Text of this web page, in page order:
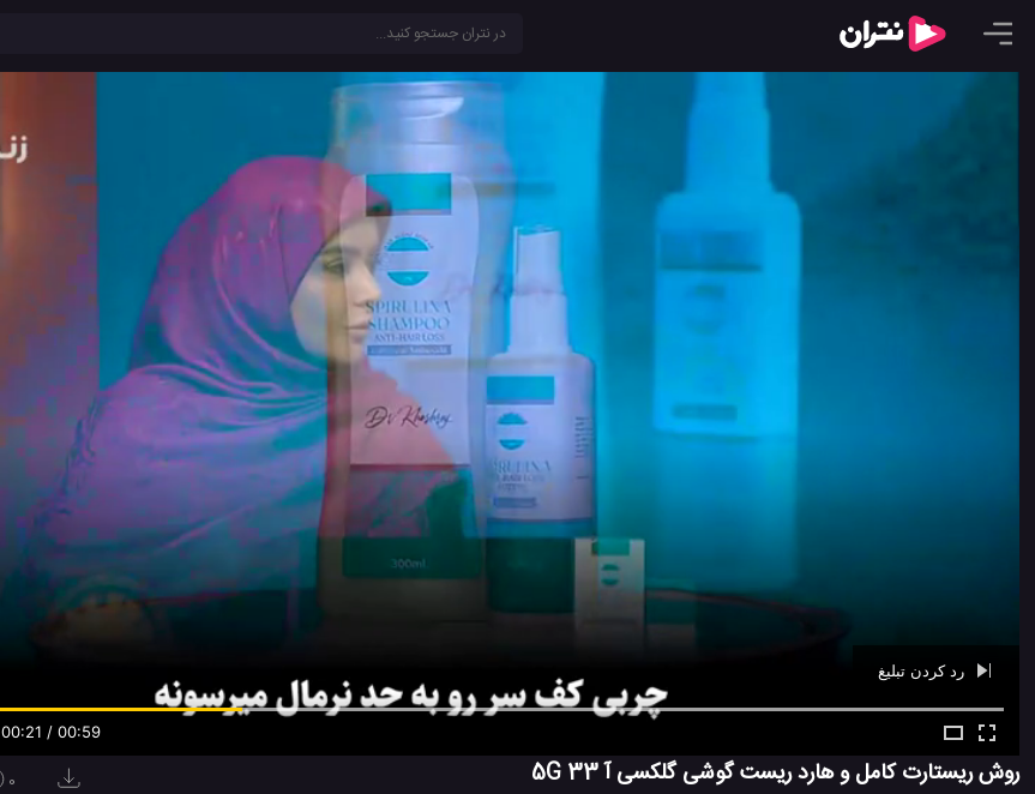
00:21 / 00:59 Ad - 00:38
روش ریستارت کامل و هارد ریست گوشی گلکسی آ 33 5G 0